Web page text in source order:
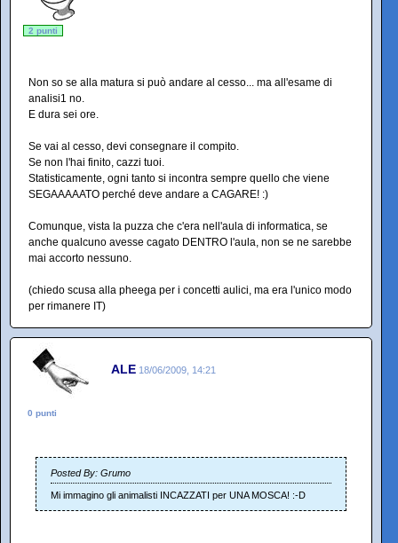
2 punti
Non so se alla matura si può andare al cesso... ma all'esame di
analisi1 no.
E dura sei ore.
Se vai al cesso, devi consegnare il compito.
Se non l'hai finito, cazzi tuoi.
Statisticamente, ogni tanto si incontra sempre quello che viene
SEGAAAAATO perché deve andare a CAGARE! :)
Comunque, vista la puzza che c'era nell'aula di informatica, se
anche qualcuno avesse cagato DENTRO l'aula, non se ne sarebbe
mai accorto nessuno.
(chiedo scusa alla pheega per i concetti aulici, ma era l'unico modo
per rimanere IT)
ALE 18/06/2009, 14:21
0 punti
Posted By: Grumo
Mi immagino gli animalisti INCAZZATI per UNA MOSCA! :-D